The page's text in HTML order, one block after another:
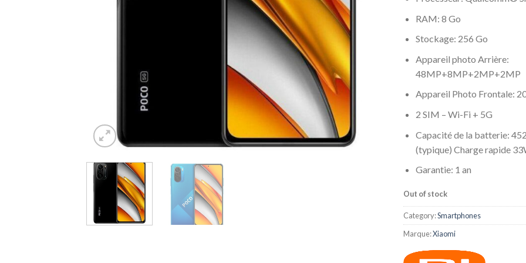
RAM: 8 Go
Stockage: 256 Go
Appareil photo Arrière:
48MP+8MP+2MP+2MP
Appareil Photo Frontale:
2 SIM – Wi-Fi + 5G
Capacité de la batterie:
(typique) Charge rapide
Garantie: 1 an
Out of stock
Category:Smartphones
Marque:Xiaomi